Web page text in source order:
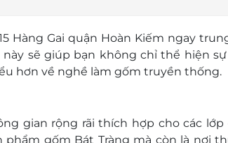
Hàng Gai quận Hoàn Kiếm ngay
sẽ giúp bạn không chỉ thể hiện sự
hơn về nghề làm gốm truyền thống.
gian rộng rãi thích hợp cho các lớp
phẩm gốm Bát Tràng mà còn là nơi